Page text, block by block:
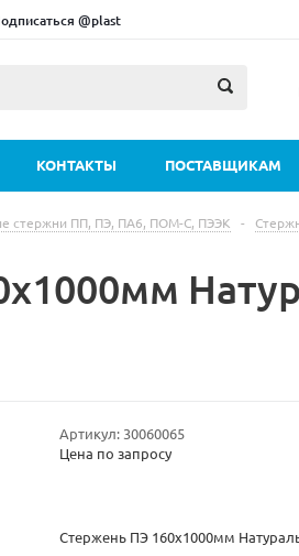
@plast
КОНТАКТЫ ПОСТАВЩИКАМ
стержни ПП, ПЭ, ПА6, ПОМ-С, ПЭЭК -
Артикул: 30060065
Цена по запросу
Стержень ПЭ 160х1000мм